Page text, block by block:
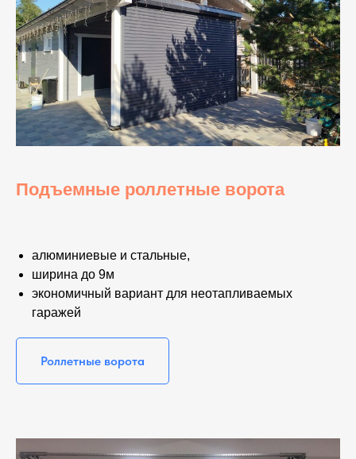
Подъемные роллетные ворота
алюминиевые и стальные,
ширина до 9м
экономичный вариант для неотапливаемых
гаражей
Роллетные ворота